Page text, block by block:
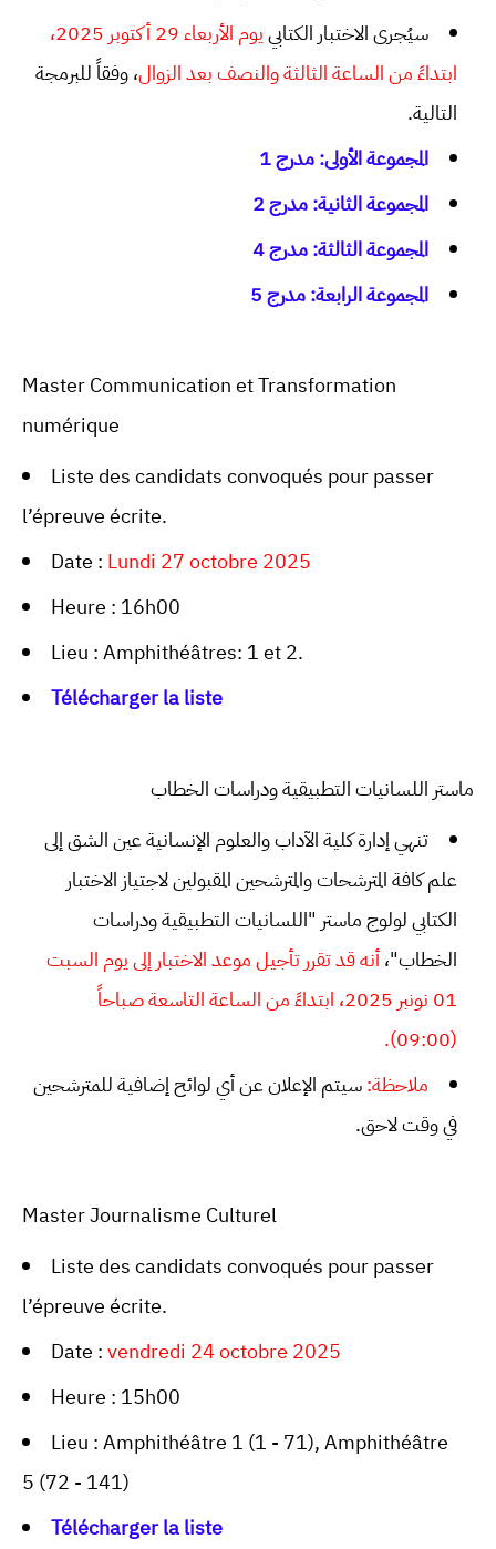
سيُجرى الاختبار الكتابي
يوم الأربعاء 29 أكتوبر 2025،
ابتداءً من الساعة الثالثة والنصف بعد الزوال، وفقاً للبرمجة
التالية.
المجموعة الأولى: مدرج 1
المجموعة الثانية: مدرج 2
المجموعة الثالثة: مدرج 4
المجموعة الرابعة: مدرج 5
Master Communication et Transformation
numérique
Liste des candidats convoqués pour passer
l’épreuve écrite.
Date : Lundi 27 octobre 2025
Heure : 16h00
Lieu : Amphithéâtres: 1 et 2.
Télécharger la liste
ماستر اللسانيات التطبيقية ودراسات الخطاب
تنهي إدارة كلية الآداب والعلوم الإنسانية عين الشق إلى
علم كافة المترشحات والمترشحين المقبولين لاجتياز الاختبار
الكتابي لولوج ماستر "اللسانيات التطبيقية ودراسات
الخطاب"،أنه قد تقرر تأجيل موعد الاختبار إلى يوم السبت
01 نونبر 2025، ابتداءً من الساعة التاسعة صباحاً
(09:00).
ملاحظة:سيتم الإعلان عن أي لوائح إضافية للمترشحين
في وقت لاحق.
Master Journalisme Culturel
Liste des candidats convoqués pour passer
l’épreuve écrite.
Date :vendredi 24 octobre 2025
Heure : 15h00
Lieu : Amphithéâtre 1 (1 - 71), Amphithéâtre
5 (72 - 141)
Télécharger la liste